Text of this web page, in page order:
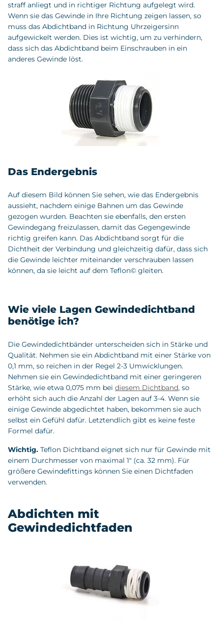
straff anliegt und in richtiger Richtung aufgelegt wird.
Wenn sie das Gewinde in Ihre Richtung zeigen lassen, so
muss das Abdichtband in Richtung Uhrzeigersinn
aufgewickelt werden. Dies ist wichtig, um zu verhindern,
dass sich das Abdichtband beim Einschrauben in ein
anderes Gewinde löst.
Das Endergebnis
Auf diesem Bild können Sie sehen, wie das Endergebnis
aussieht, nachdem einige Bahnen um das Gewinde
gezogen wurden. Beachten sie ebenfalls, den ersten
Gewindegang freizulassen, damit das Gegengewinde
richtig greifen kann. Das Abdichtband sorgt für die
Dichtheit der Verbindung und gleichzeitig dafür, dass sich
die Gewinde leichter miteinander verschrauben lassen
können, da sie leicht auf dem Teflon© gleiten.
Wie viele Lagen Gewindedichtband
benötige ich?
Die Gewindedichtbänder unterscheiden sich in Stärke und
Qualität. Nehmen sie ein Abdichtband mit einer Stärke von
0,1 mm, so reichen in der Regel 2-3 Umwicklungen.
Nehmen sie ein Gewindedichtband mit einer geringeren
Stärke, wie etwa 0,075 mm bei diesem Dichtband, so
erhöht sich auch die Anzahl der Lagen auf 3-4. Wenn sie
einige Gewinde abgedichtet haben, bekommen sie auch
selbst ein Gefühl dafür. Letztendlich gibt es keine feste
Formel dafür.
Wichtig. Teflon Dichtband eignet sich nur für Gewinde mit
einem Durchmesser von maximal 1" (ca. 32 mm). Für
größere Gewindefittings können Sie einen Dichtfaden
verwenden.
Abdichten mit
Gewindedichtfaden